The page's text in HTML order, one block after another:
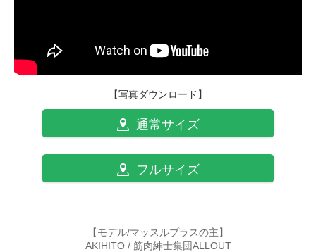
【写真ダウンロード】
通常サイズ
フルサイズ
【モデル/マッスルプラスの主】
AKIHITO / 筋肉紳士集団ALLOUT